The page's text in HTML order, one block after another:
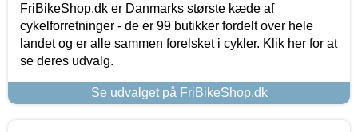
FriBikeShop.dk er Danmarks største kæde af
cykelforretninger - de er 99 butikker fordelt over hele
landet og er alle sammen forelsket i cykler. Klik her for at
se deres udvalg.
Se udvalget på FriBikeShop.dk